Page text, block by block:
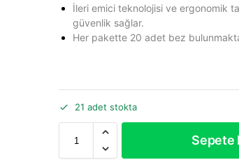
İleri emici teknolojisi ve ergonomik
güvenlik sağlar.
Her pakette 20 adet bez
21 adet stokta
Sepete